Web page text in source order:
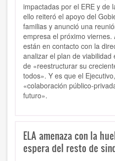
impactadas por el ERE y de
ello reiteró el apoyo del
familias y anunció una
empresa el próximo
están en contacto con la
analizar el plan de viabilidad
de «reestructurar su
todos». Y es que el
«colaboración público-
futuro».
ELA amenaza con la
espera del resto de